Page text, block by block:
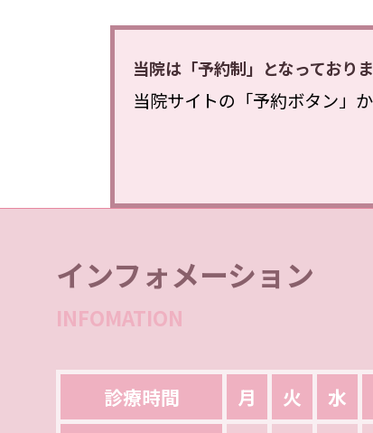
当院は「予約制」となっておりま
当院サイトの「予約ボタン」
インフォメーション
INFOMATION
診療時間 月 火 水